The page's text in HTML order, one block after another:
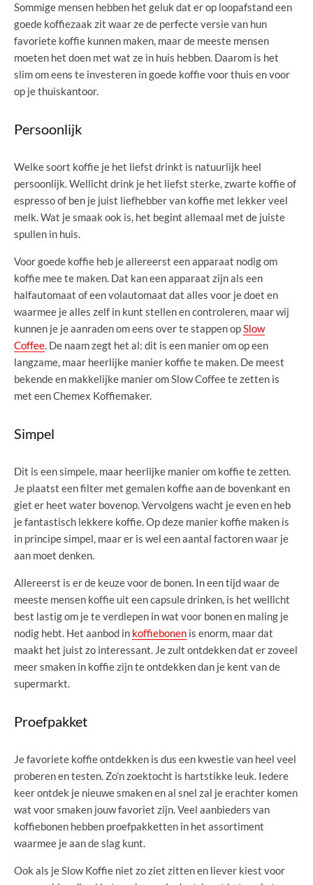
Sommige mensen hebben het geluk dat er op loopafstand een
goede koffiezaak zit waar ze de perfecte versie van hun
favoriete koffie kunnen maken, maar de meeste mensen
moeten het doen met wat ze in huis hebben. Daarom is het
slim om eens te investeren in goede koffie voor thuis en voor
op je thuiskantoor.
Persoonlijk
Welke soort koffie je het liefst drinkt is natuurlijk heel
persoonlijk. Wellicht drink je het liefst sterke, zwarte koffie of
espresso of ben je juist liefhebber van koffie met lekker veel
melk. Wat je smaak ook is, het begint allemaal met de juiste
spullen in huis.
Voor goede koffie heb je allereerst een apparaat nodig om
koffie mee te maken. Dat kan een apparaat zijn als een
halfautomaat of een volautomaat dat alles voor je doet en
waarmee je alles zelf in kunt stellen en controleren, maar wij
kunnen je je aanraden om eens over te stappen opSlow
Coffee. De naam zegt het al: dit is een manier om op een
langzame, maar heerlijke manier koffie te maken. De meest
bekende en makkelijke manier om Slow Coffee te zetten is
met een Chemex Koffiemaker.
Simpel
Dit is een simpele, maar heerlijke manier om koffie te zetten.
Je plaatst een filter met gemalen koffie aan de bovenkant en
giet er heet water bovenop. Vervolgens wacht je even en heb
je fantastisch lekkere koffie. Op deze manier koffie maken is
in principe simpel, maar er is wel een aantal factoren waar je
aan moet denken.
Allereerst is er de keuze voor de bonen. In een tijd waar de
meeste mensen koffie uit een capsule drinken, is het wellicht
best lastig om je te verdiepen in wat voor bonen en maling je
nodig hebt. Het aanbod in koffiebonen is enorm, maar dat
maakt het juist zo interessant. Je zult ontdekken dat er zoveel
meer smaken in koffie zijn te ontdekken dan je kent van de
supermarkt.
Proefpakket
Je favoriete koffie ontdekken is dus een kwestie van heel veel
proberen en testen. Zo’n zoektocht is hartstikke leuk. Iedere
keer ontdek je nieuwe smaken en al snel zal je erachter komen
wat voor smaken jouw favoriet zijn. Veel aanbieders van
koffiebonen hebben proefpakketten in het assortiment
waarmee je aan de slag kunt.
Ook als je Slow Koffie niet zo ziet zitten en liever kiest voor